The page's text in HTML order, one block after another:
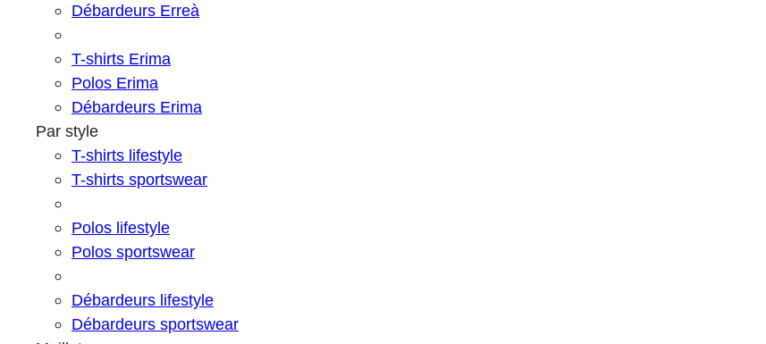
Débardeurs Erreà
T-shirts Erima
Polos Erima
Débardeurs Erima
Par style
T-shirts lifestyle
T-shirts sportswear
Polos lifestyle
Polos sportswear
Débardeurs lifestyle
Débardeurs sportswear